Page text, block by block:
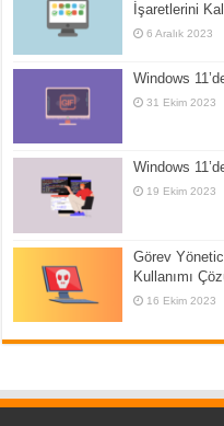
İşaretlerini
6 Aralık 2023
Windows
31 Ekim 2023
Windows
19 Ekim 2023
Görev
Kullanımı
16 Ekim 2023